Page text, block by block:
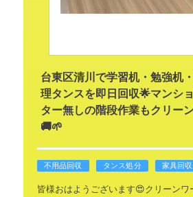
台東区清川で学習机・勉強机
理タンスを即日回収🌟マンシ
ター無しの階段作業もクリー
🚚🌱
不用品回収 タンス処分 家具回
皆様おはようございます😍クリーンワ